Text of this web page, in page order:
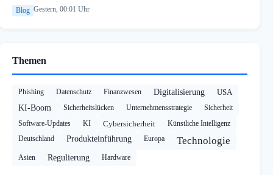
Blog Gestern, 00:01 Uhr
Themen
Phishing Datenschutz Finanzwesen Digitalisierung
USA
KI-Boom
Sicherheitslücken Unternehmensstrategie
Sicherheit
Software-Updates
KI Cybersicherheit
Künstliche Intelligenz
Deutschland
Produkteinführung Europa Technologie
Asien Regulierung Hardware